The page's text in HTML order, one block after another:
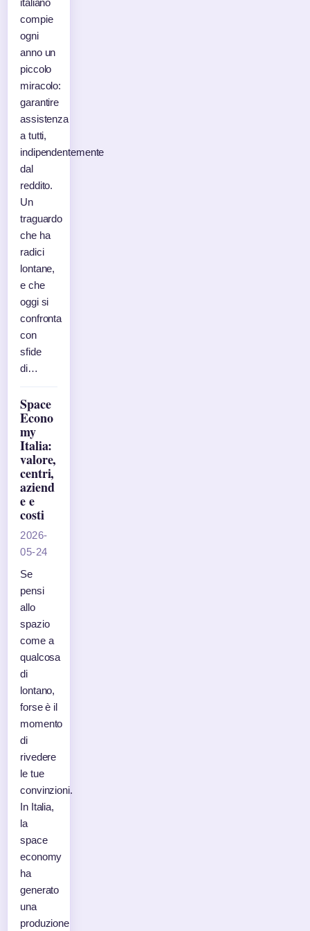
italiano
compie
ogni
anno un
piccolo
miracolo:
garantire
assistenza
a tutti,
indipendentemente
dal
reddito.
Un
traguardo
che ha
radici
lontane,
e che
oggi si
confronta
con
sfide
di…
Space
Econo
my
Italia:
valore,
centri,
aziend
e e
costi
2026-
05-24
Se
pensi
allo
spazio
come a
qualcosa
di
lontano,
forse è il
momento
di
rivedere
le tue
convinzioni.
In Italia,
la
space
economy
ha
generato
una
produzione